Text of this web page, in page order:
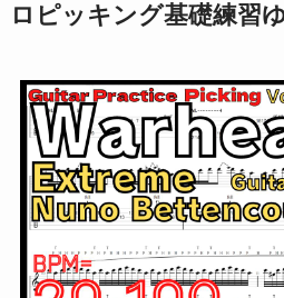
ロピッキング基礎練習